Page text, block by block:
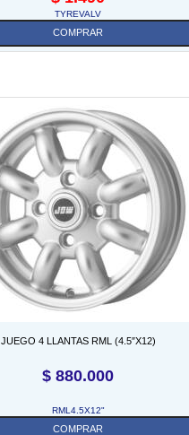
TYREVALV
COMPRAR
JUEGO 4 LLANTAS RML (4.5″X12)
$ 880.000
RML4.5X12"
COMPRAR